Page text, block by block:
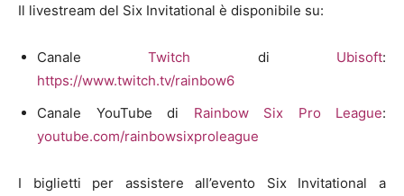
Il livestream del Six Invitational è disponibile su:
CanaleTwitch di Ubisoft:
https://www.twitch.tv/rainbow6
Canale YouTube di Rainbow Six Pro League:
youtube.com/rainbowsixproleague
I biglietti per assistere all’evento Six Invitational a